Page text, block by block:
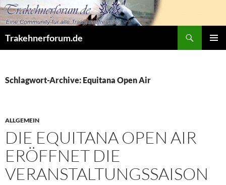
Zum
Inhalt
Trakehnerforum.de
Schlagwort-Archive: Equitana Open Air
ALLGEMEIN
DIE EQUITANA OPEN AIR
ERÖFFNET DIE
VERANSTALTUNGSSAISON